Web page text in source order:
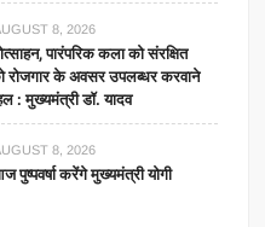
8, 2026
पारंपरिक कला को संरक्षित
रोजगार के अवसर उपलब्धर करवाने
: मुख्यमंत्री डॉ. यादव
8, 2026
पुष्पवर्षा करेंगे मुख्यमंत्री योगी